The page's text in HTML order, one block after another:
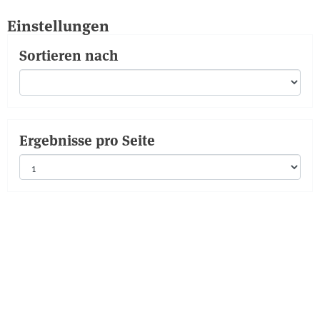
Einstellungen
Sortieren nach
Ergebnisse pro Seite